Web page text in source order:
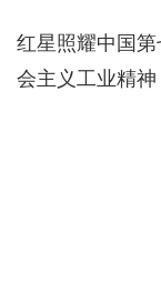
红星照耀中国
会主义工业精神